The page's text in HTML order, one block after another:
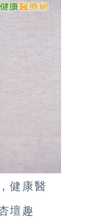
健康醫
壇趣